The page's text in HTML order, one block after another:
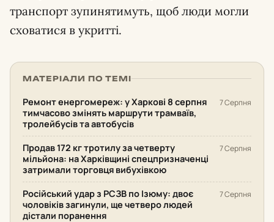
транспорт зупинятимуть, щоб люди могли
сховатися в укритті.
МАТЕРІАЛИ ПО ТЕМІ
Ремонт енергомереж: у Харкові 8 серпня
тимчасово змінять маршрути трамваїв,
тролейбусів та автобусів
7 Серпня
Продав 172 кг тротилу за четверту
мільйона: на Харківщині спецпризначенці
затримали торговця вибухівкою
7 Серпня
Російський удар з РСЗВ по Ізюму: двоє
чоловіків загинули, ще четверо людей
дістали поранення
7 Серпня